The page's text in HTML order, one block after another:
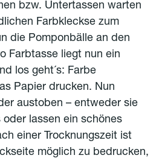
bzw. Untertassen warten
Farbkleckse zum
die Pomponbälle an den
Farbtasse liegt nun ein
los geht´s: Farbe
Papier drucken. Nun
austoben – entweder sie
lassen ein schönes
einer Trocknungszeit ist
möglich zu bedrucken,